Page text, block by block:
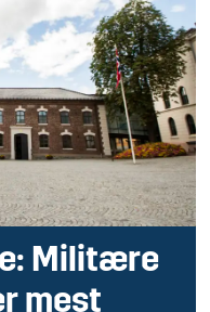
Militære
mest